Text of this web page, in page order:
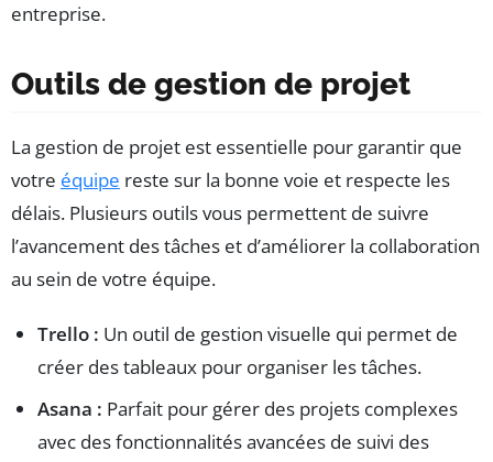
entreprise.
Outils de gestion de projet
La gestion de projet est essentielle pour garantir que
votre équipe reste sur la bonne voie et respecte les
délais. Plusieurs outils vous permettent de suivre
l’avancement des tâches et d’améliorer la collaboration
au sein de votre équipe.
Trello : Un outil de gestion visuelle qui permet de
créer des tableaux pour organiser les tâches.
Asana : Parfait pour gérer des projets complexes
avec des fonctionnalités avancées de suivi des